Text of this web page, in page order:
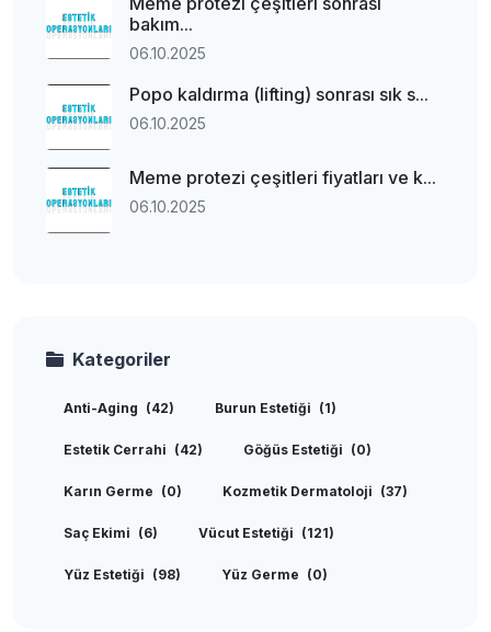
bakım...
06.10.2025
Popo kaldırma (lifting) sonrası sık s...
06.10.2025
Meme protezi çeşitleri fiyatları ve k...
06.10.2025
Kategoriler
Anti-Aging (42) Burun Estetiği (1)
Estetik Cerrahi (42) Göğüs Estetiği (0)
Karın Germe (0) Kozmetik Dermatoloji (37)
Saç Ekimi (6) Vücut Estetiği (121)
Yüz Estetiği (98) Yüz Germe (0)